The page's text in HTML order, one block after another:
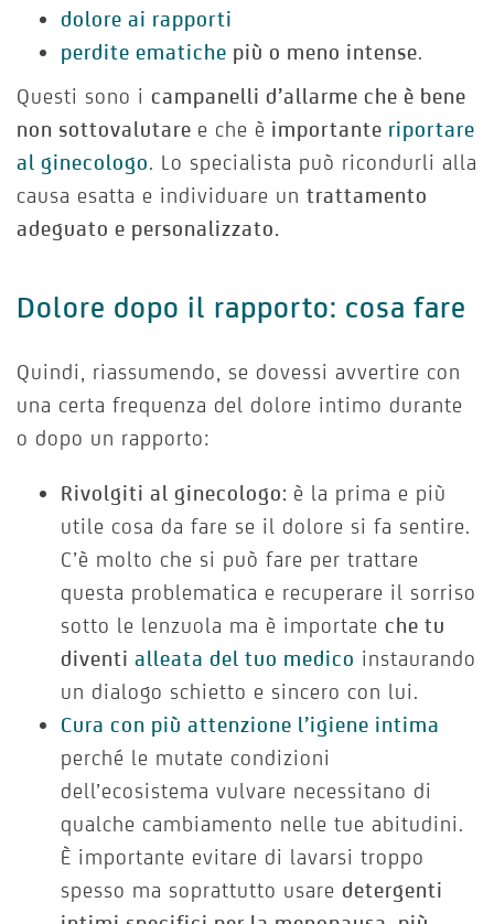
dolore ai rapporti
perdite ematiche più o meno intense.
Questi sono i campanelli d’allarme che è bene
non sottovalutare e che è importante riportare
al ginecologo. Lo specialista può ricondurli alla
causa esatta e individuare un trattamento
adeguato e personalizzato.
Dolore dopo il rapporto: cosa fare
Quindi, riassumendo, se dovessi avvertire con
una certa frequenza del dolore intimo durante
o dopo un rapporto:
Rivolgiti al ginecologo: è la prima e più
utile cosa da fare se il dolore si fa sentire.
C’è molto che si può fare per trattare
questa problematica e recuperare il sorriso
sotto le lenzuola ma è importate che tu
diventi alleata del tuo medico instaurando
un dialogo schietto e sincero con lui.
Cura con più attenzione l’igiene intima
perché le mutate condizioni
dell’ecosistema vulvare necessitano di
qualche cambiamento nelle tue abitudini.
È importante evitare di lavarsi troppo
spesso ma soprattutto usare detergenti